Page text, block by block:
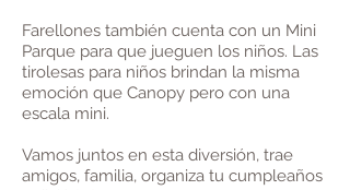
Farellones también cuenta con un Mini
Parque para que jueguen los niños. Las
tirolesas para niños brindan la misma
emoción que Canopy pero con una
escala mini.
Vamos juntos en esta diversión, trae
amigos, familia, organiza tu cumpleaños